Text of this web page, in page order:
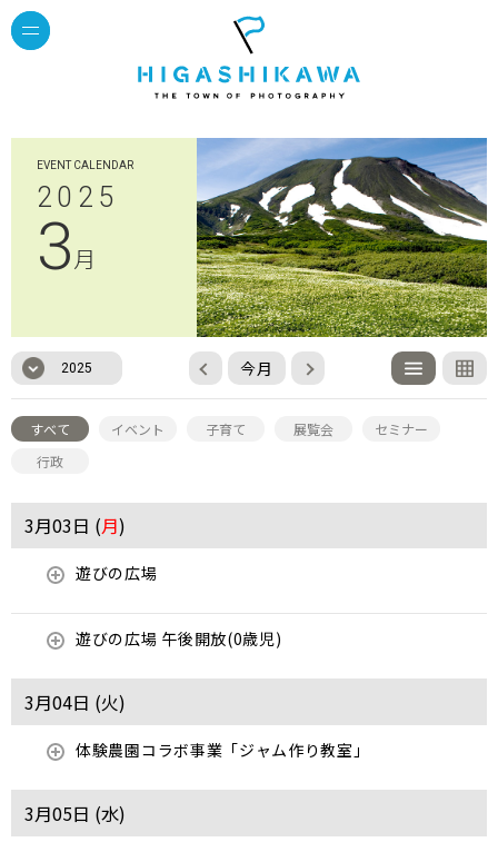
EVENT CALENDAR
2025
3月
2025 今月
すべて イベント 子育て 展覧会
セミナー
行政
3月03日 (月)
遊びの広場
遊びの広場 午後開放(0歳児)
3月04日 (火)
体験農園コラボ事業「ジャム作り教室」
3月05日 (水)